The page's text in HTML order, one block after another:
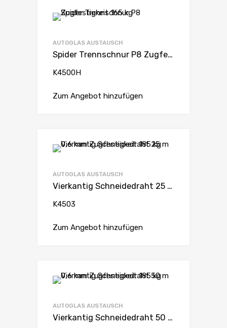
AUTOGLAS AUSTAUSCH
Spider Trennschnur P8 Zugfestigkeit 165 kg
K4500H
Zum Angebot hinzufügen
AUTOGLAS AUSTAUSCH
Vierkantig Schneidedraht 25 m 0,6 mm Zugfestigkeit 185 kg
K4503
Zum Angebot hinzufügen
AUTOGLAS AUSTAUSCH
Vierkantig Schneidedraht 50 m 0,6 mm Zugfestigkeit 185 kg